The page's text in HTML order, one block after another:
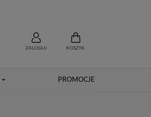
ZALOGUJ KOSZYK
PROMOCJE